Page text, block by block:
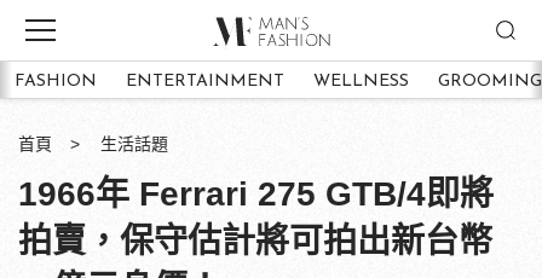
FASHION ENTERTAINMENT WELLNESS GROOMING
首頁 生活話題
1966年 Ferrari 275 GTB/4即將
拍賣，保守估計將可拍出新台幣